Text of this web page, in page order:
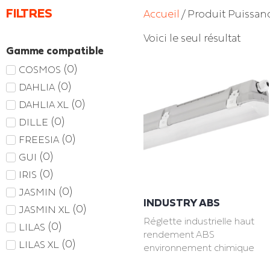
FILTRES
Gamme compatible
COSMOS (0)
DAHLIA (0)
DAHLIA XL (0)
DILLE (0)
FREESIA (0)
GUI (0)
IRIS (0)
JASMIN (0)
JASMIN XL (0)
LILAS (0)
LILAS XL (0)
Accueil / Produit
Voici le seul résultat
INDUSTRY ABS
Réglette industrielle haut
rendement ABS
environnement chimique